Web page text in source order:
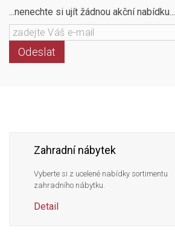
...nenechte si ujít žádnou akční nabídku...
Odeslat
Zahradní nábytek
Vyberte si z ucelené nabídky sortimentu
zahradního nábytku.
Detail